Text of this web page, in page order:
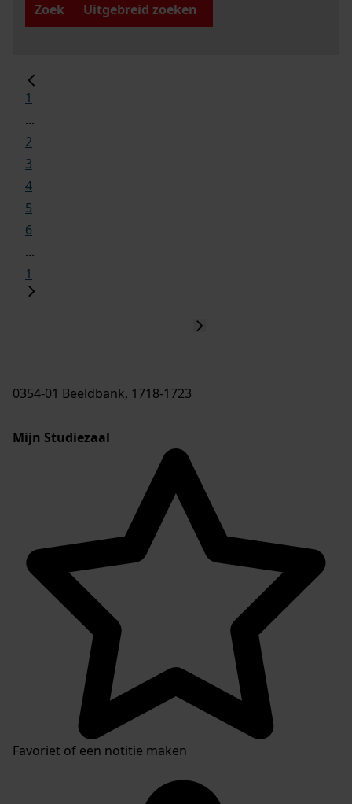
Zoek
Uitgebreid zoeken
1
...
2
3
4
5
6
...
1
0354-01 Beeldbank, 1718-1723
Mijn Studiezaal
Favoriet of een notitie maken